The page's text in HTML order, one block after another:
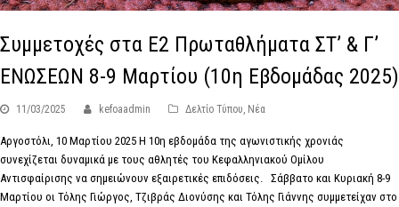
Συμμετοχές στα Ε2 Πρωταθλήματα ΣΤ’ & Γ’
ΕΝΩΣΕΩΝ 8-9 Μαρτίου (10η Εβδομάδας 2025)
11/03/2025 kefoaadmin Δελτίο Τύπου, Νέα
Αργοστόλι, 10 Μαρτίου 2025 Η 10η εβδομάδα της αγωνιστικής χρονιάς
συνεχίζεται δυναμικά με τους αθλητές του Κεφαλληνιακού Ομίλου
Αντισφαίρισης να σημειώνουν εξαιρετικές επιδόσεις. Σάββατο και Κυριακή 8-9
Μαρτίου οι Τόλης Γιώργος, Τζιβράς Διονύσης και Τόλης Γιάννης συμμετείχαν στο